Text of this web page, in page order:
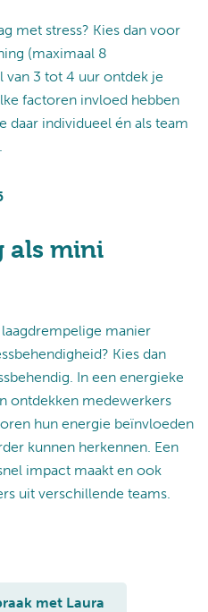
met stress? Kies dan voor
(maximaal 8
van 3 tot 4 uur ontdek je
factoren invloed hebben
daar individueel én als team
als mini
manier
Kies dan
In een energieke
ontdekken medewerkers
hun energie beïnvloeden
kunnen herkennen. Een
impact maakt en ook
uit verschillende teams.
met Laura